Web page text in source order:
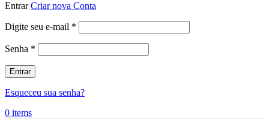
EntrarCriar nova Conta
Digite seu e-mail *
Senha *
Entrar
Esqueceu sua senha?
0 items